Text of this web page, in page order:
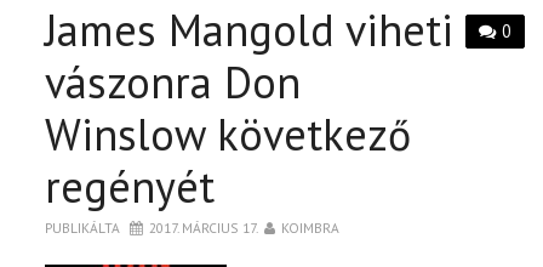
0
James Mangold viheti
vászonra Don
Winslow következő
regényét
PUBLIKÁLTA 2017. MÁRCIUS 17. KOIMBRA